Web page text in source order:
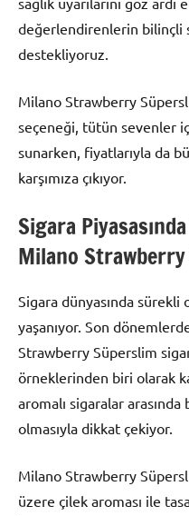
değerlendirenlerin bilinçli
destekliyoruz.
Milano Strawberry
seçeneği, tütün sevenler
sunarken, fiyatlarıyla da
karşımıza çıkıyor.
Sigara
Milano
Sigara dünyasında
yaşanıyor. Son
Strawberry Süperslim
örneklerinden biri olarak
aromalı sigaralar
olmasıyla dikkat çekiyor.
Milano Strawberry
üzere çilek aroması ile